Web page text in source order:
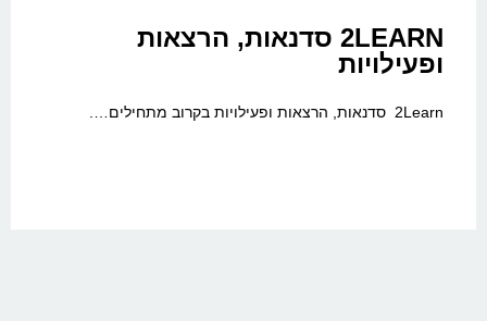
2LEARN סדנאות, הרצאות
ופעילויות
2Learn סדנאות, הרצאות ופעילויות בקרוב מתחילים….